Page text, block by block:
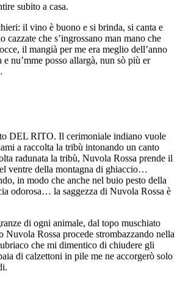
subito a casa.
il vino è buono e si brinda, si canta e
cazzate che s’ingrossano man mano che
il mangià per me era meglio dell’anno
e nu’mme posso allargà, nun sò più er
DEL RITO. Il cerimoniale indiano vuole
a raccolta la tribù intonando un canto
radunata la tribù, Nuvola Rossa prende il
ventre della montagna di ghiaccio…
in modo che anche nel buio pesto della
odorosa… la saggezza di Nuvola Rossa è
di ogni animale, dal topo muschiato
Nuvola Rossa procede strombazzando nella
che mi dimentico di chiudere gli
di calzettoni in pile me ne accorgerò solo